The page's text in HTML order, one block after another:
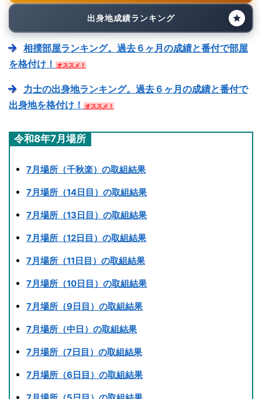
出身地成績ランキング
相撲部屋ランキング。過去６ヶ月の成績と番付で部屋
を格付け！
オススメ！
力士の出身地ランキング。過去６ヶ月の成績と番付で
出身地を格付け！
オススメ！
令和8年7月場所
7月場所（千秋楽）の取組結果
7月場所（14日目）の取組結果
7月場所（13日目）の取組結果
7月場所（12日目）の取組結果
7月場所（11日目）の取組結果
7月場所（10日目）の取組結果
7月場所（9日目）の取組結果
7月場所（中日）の取組結果
7月場所（7日目）の取組結果
7月場所（6日目）の取組結果